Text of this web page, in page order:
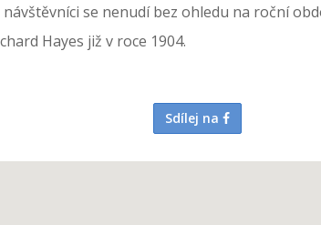
se nenudí bez ohledu na roční
Hayes již v roce 1904.
Sdílej na